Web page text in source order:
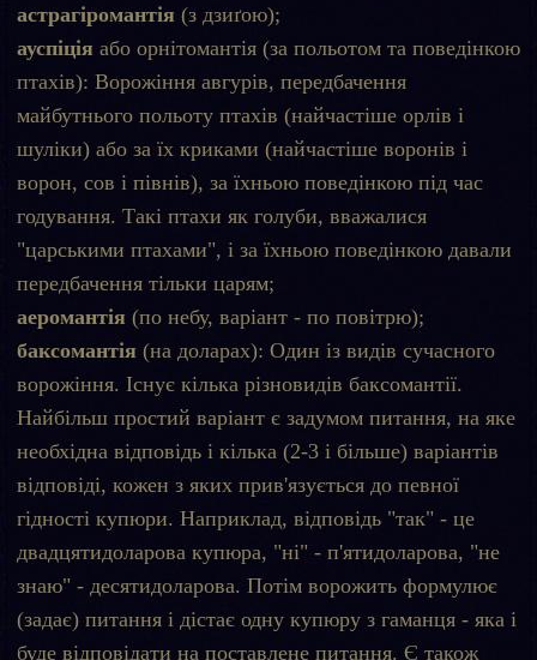
астрагіромантія (з дзиґою);
ауспіція або орнітомантія (за польотом та поведінкою
птахів): Ворожіння авгурів, передбачення
майбутнього польоту птахів (найчастіше орлів і
шуліки) або за їх криками (найчастіше воронів і
ворон, сов і півнів), за їхньою поведінкою під час
годування. Такі птахи як голуби, вважалися
"царськими птахами", і за їхньою поведінкою давали
передбачення тільки царям;
аеромантія (по небу, варіант - по повітрю);
баксомантія (на доларах): Один із видів сучасного
ворожіння. Існує кілька різновидів баксомантії.
Найбільш простий варіант є задумом питання, на яке
необхідна відповідь і кілька (2-3 і більше) варіантів
відповіді, кожен з яких прив'язується до певної
гідності купюри. Наприклад, відповідь "так" - це
двадцятидоларова купюра, "ні" - п'ятидоларова, "не
знаю" - десятидоларова. Потім ворожить формулює
(задає) питання і дістає одну купюру з гаманця - яка і
буде відповідати на поставлене питання. Є також